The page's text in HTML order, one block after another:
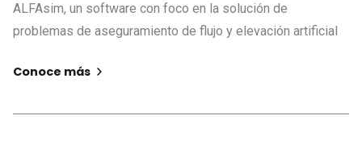
ALFAsim, un software con foco en la solución de
problemas de aseguramiento de flujo y elevación artificial
Conoce más